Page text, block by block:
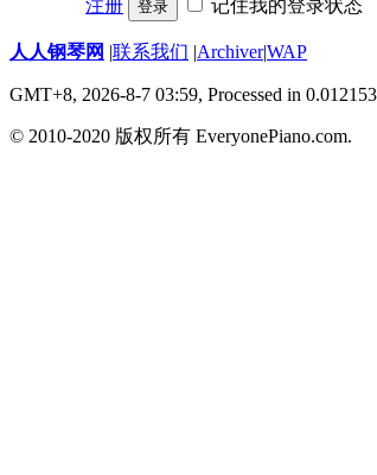
注册
登录 记住我的登录状态
人人钢琴网 |联系我们 |Archiver|WAP
GMT+8, 2026-8-7 03:59, Processed in
© 2010-2020 版权所有 EveryonePiano.com.